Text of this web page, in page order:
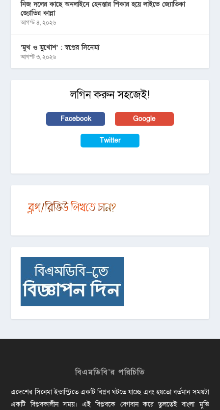
নিজ দলের কাছে অনলাইনে হেনস্তার শিকার হয়ে লাইভে জ্যোতিকা
জ্যোতির কান্না
আগস্ট ৪, ২০২৬
‘মুখ ও মু্খোশ’ : স্বপ্নের সিনেমা
আগস্ট ৩, ২০২৬
লগিন করুন সহজেই!
Facebook Google
Twitter
বিএমডিবি’র পরিচিতি
এদেশের সিনেমা ইন্ডাস্ট্রিতে একটি বিপ্লব ঘটতে যাচ্ছে এবং হয়তো বর্তমান সময়টা
একটি বিপ্লবকালীন সময়। এই বিপ্লবকে বেগবান করে তুলতেই বাংলা মুভি